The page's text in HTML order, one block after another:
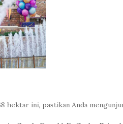
hektar ini, pastikan Anda